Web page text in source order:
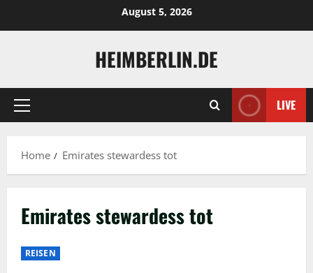
August 5, 2026
HEIMBERLIN.DE
Primary
LIVE
Home Emirates stewardess tot
Emirates stewardess tot
REISEN